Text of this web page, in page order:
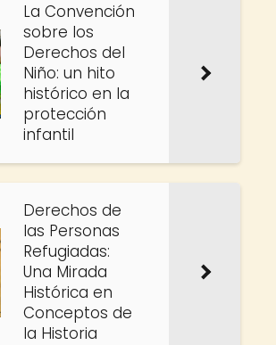
La Convención
sobre los
Derechos del
Niño: un hito
histórico en la
protección
infantil
Derechos de
las Personas
Refugiadas:
Una Mirada
Histórica en
Conceptos de
la Historia